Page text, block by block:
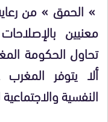
» الحمق » من
معنيين
تحاول الحكومة
ألا يتوفر
النفسية